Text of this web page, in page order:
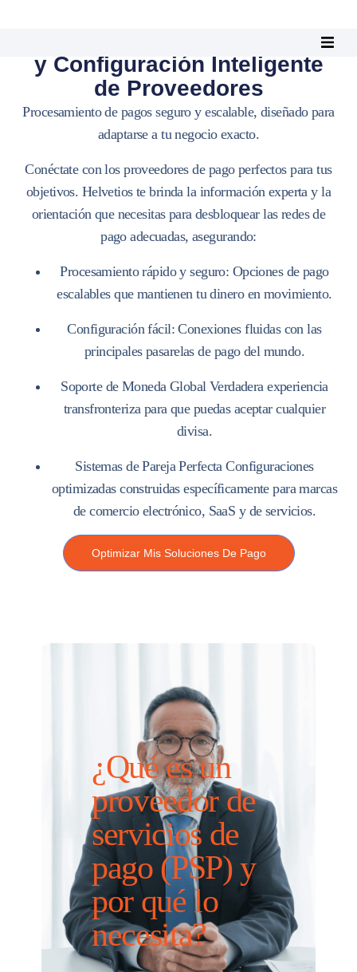
Soluciones Globales de Pago
y Configuración Inteligente
de Proveedores
Procesamiento de pagos seguro y escalable, diseñado para
adaptarse a tu negocio exacto.
Conéctate con los proveedores de pago perfectos para tus
objetivos. Helvetios te brinda la información experta y la
orientación que necesitas para desbloquear las redes de
pago adecuadas, asegurando:
Procesamiento rápido y seguro: Opciones de pago
escalables que mantienen tu dinero en movimiento.
Configuración fácil:Conexiones fluidas con las
principales pasarelas de pago del mundo.
Soporte de Moneda Global Verdadera experiencia
transfronteriza para que puedas aceptar cualquier
divisa.
Sistemas de Pareja Perfecta Configuraciones
optimizadas construidas específicamente para marcas
de comercio electrónico, SaaS y de servicios.
Optimizar Mis Soluciones De Pago
¿Qué es un
proveedor de
servicios de
pago (PSP) y
por qué lo
necesita?